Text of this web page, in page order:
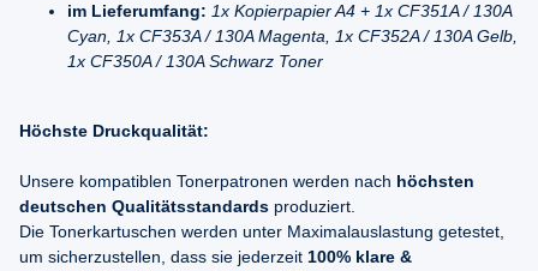
im Lieferumfang: 1x Kopierpapier A4 + 1x CF351A / 130A
Cyan, 1x CF353A / 130A Magenta, 1x CF352A / 130A Gelb,
1x CF350A / 130A Schwarz Toner
Höchste Druckqualität:
Unsere kompatiblen Tonerpatronen werden nach höchsten
deutschen Qualitätsstandards produziert.
Die Tonerkartuschen werden unter Maximalauslastung getestet,
um sicherzustellen, dass sie jederzeit 100% klare &